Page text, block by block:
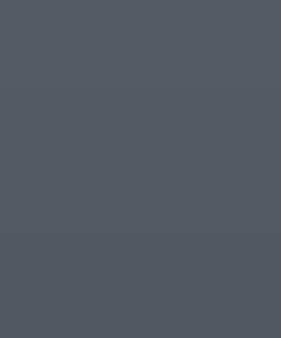
teljesítmény. Hol áll Európa
és vállalati K+F-